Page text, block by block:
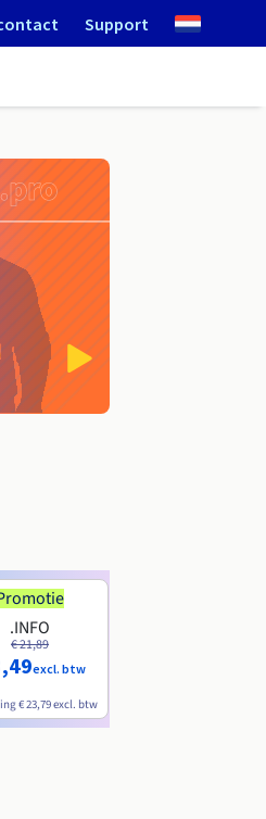
Support
.INFO
€ 21,89
excl. btw
€ 23,79excl. btw